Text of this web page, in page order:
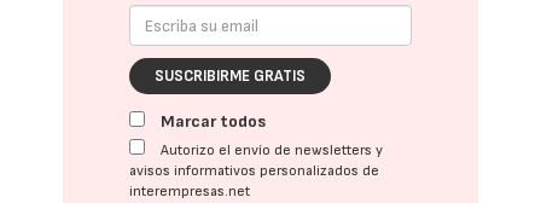
SUSCRIBIRME GRATIS
Marcar todos
Autorizo el envío de newsletters y
avisos informativos personalizados de
interempresas.net